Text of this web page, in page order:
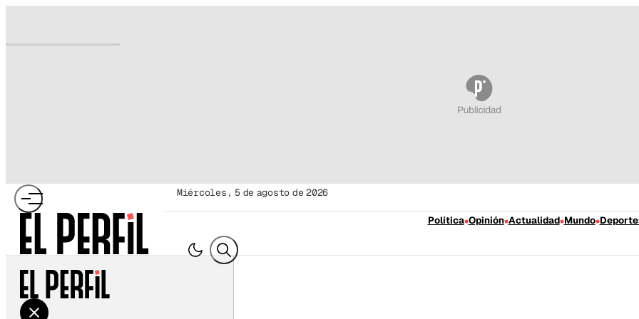
miércoles, 5 de agosto de 2026
Política Opinión Actualidad Mundo